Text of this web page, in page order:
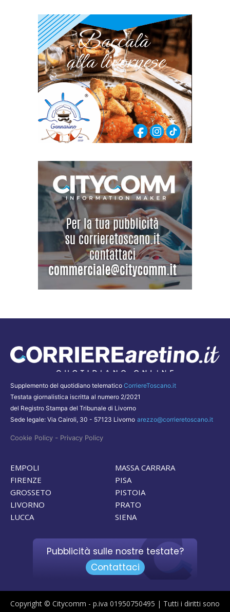
Supplemento del quotidiano telematico CorriereToscano.it
Testata giornalistica iscritta al numero 2/2021
del Registro Stampa del Tribunale di Livorno
Sede legale: Via Cairoli, 30 - 57123 Livorno arezzo@corrieretoscano.it
Cookie Policy - Privacy Policy
EMPOLI
FIRENZE
GROSSETO
LIVORNO
LUCCA
MASSA CARRARA
PISA
PISTOIA
PRATO
SIENA
Pubblicità sulle nostre testate?
Contattaci
Copyright © Citycomm - p.iva 01950750495 | Tutti i diritti sono